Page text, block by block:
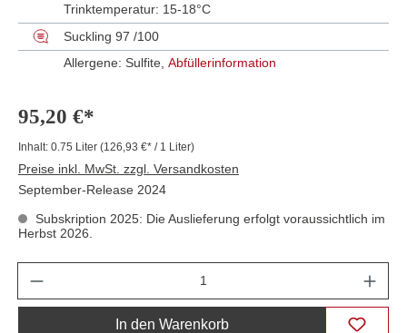
Trinktemperatur: 15-18°C
Suckling 97 /100
Allergene: Sulfite, Abfüllerinformation
95,20 €*
Inhalt: 0.75 Liter (126,93 €* / 1 Liter)
Preise inkl. MwSt. zzgl. Versandkosten
September-Release 2024
Subskription 2025: Die Auslieferung erfolgt voraussichtlich im
Herbst 2026.
In den Warenkorb